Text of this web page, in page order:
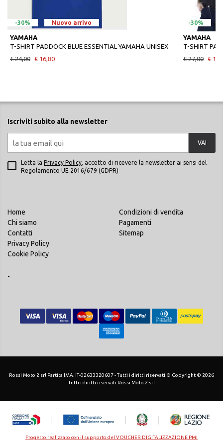
-30% Nuovo arrivo
YAMAHA
T-SHIRT PADDOCK BLUE ESSENTIAL YAMAHA UNISEX
€ 24,00 € 16,80
-30%
YAMAHA
€ 27,00 €
Iscriviti subito alla newsletter
VAI
Letta la Privacy Policy, accetto di ricevere la newsletter ai sensi del
Regolamento UE 2016/679 (GDPR)
Home
Chi siamo
Contatti
Privacy Policy
Cookie Policy
Condizioni di vendita
Pagamenti
Sitemap
-
Rossi Moto 2 srl Partita I.V.A. IT-02633320607 - Tutti i diritti riservati © Copyright © 2026
tutti i diritti riservati Rossi Moto 2 srl
Progetto realizzato con il supporto del VOUCHER DIGITALIZZAZIONE PMI